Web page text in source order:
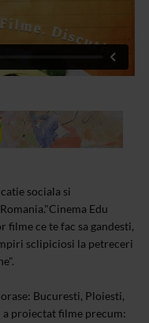
sociala si
Edu
filme ce te fac sa gandesti,
sclipiciosi la petreceri
Bucuresti, Ploiesti,
a proiectat filme precum: